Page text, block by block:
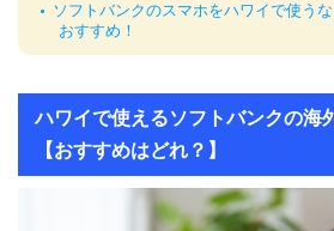
ソフトバンクのスマホをハワイで使う
おすすめ！
ハワイで使えるソフトバンクの海
【おすすめはどれ？】